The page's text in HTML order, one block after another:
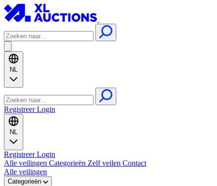
NL
RegistreerLogin
NL
RegistreerLogin
Alle veilingen Categorieën Zelf veilen Contact
Alle veilingen
Categorieën